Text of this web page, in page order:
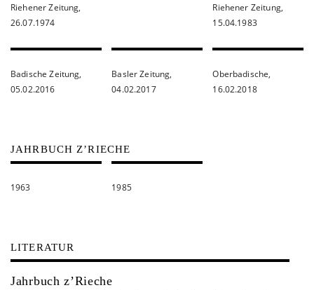
Riehener Zeitung,
26.07.1974
Riehener Zeitung,
15.04.1983
Badische Zeitung,
05.02.2016
Basler Zeitung,
04.02.2017
Oberbadische,
16.02.2018
JAHRBUCH Z’RIECHE
1963 1985
LITERATUR
Jahrbuch z’Rieche